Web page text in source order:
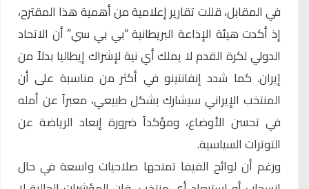
في المقابل، قللت تقارير إعلامية من أهمية هذا المقترح،
إذ أكدت هيئة الإذاعة البريطانية “بي بي سي” أن الاتحاد
الدولي لكرة القدم لا يملك أي نية لإشراك إيطاليا بدلاً من
إيران. كما شدد إنفانتينو في أكثر من مناسبة على أن
المنتخب الإيراني سيشارك بشكل طبيعي، معبراً عن أمله
في تحسن الأوضاع، ومؤكداً ضرورة إبعاد الرياضة عن
التوترات السياسية.
ورغم أن لوائح الفيفا تمنحها صلاحيات واسعة في حال